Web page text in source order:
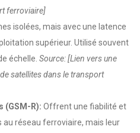
ferroviaire]
isolées, mais avec une latence
supérieur. Utilisé souvent
échelle. Source: [Lien vers une
satellites dans le transport
(GSM-R): Offrent une fiabilité et
réseau ferroviaire, mais leur